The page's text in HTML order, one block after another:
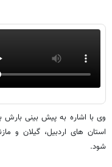
وی با اشاره به پیش بینی بارش
استان های اردبیل، گیلان و
شود.